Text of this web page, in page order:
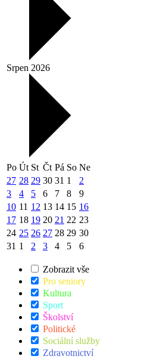
Srpen 2026
Po Út St Čt Pá So Ne
27 28 29 30 31 1
2
3
4 5 6 7 8
9
10 11 12 13 14 15 16
17 18 19 20 21 22 23
24 25 26 27 28 29 30
31 1 2 3 4 5 6
Zobrazit vše
Pro seniory
Kultura
Sport
Školství
Politické
Sociální služby
Zdravotnictví